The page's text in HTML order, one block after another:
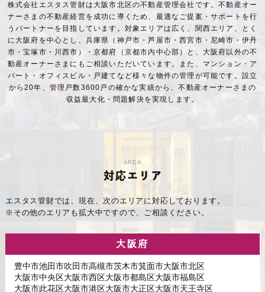
株式会社エスタス管財は大阪市北区の不動産管理会社です。不動産オー
ナーさまの不動産経営を成功に導くため、最適なご提案・サポートを行
うパートナーを目指しています。対象エリアは広く、関西エリア、とく
に大阪府を中心とし、兵庫県（神戸市・芦屋市・西宮市・尼崎市・伊丹
市・宝塚市・川西市）・京都府（京都市内中心部）と、大阪府以外の不
動産オーナーさまにもご相談いただいています。また、マンション・ア
パート・オフィスビル・戸建てなど様々な物件の管理が可能です。設立
から20年、管理戸数3600戸の確かな実績から、不動産オーナーさまの
収益最大化・問題解決を実現します。
AREA
対応エリア
エスタス管財では、現在、次のエリアに対応しております。
※その他のエリアも拡大中ですので、ご相談ください。
大阪府
豊中市池田市吹田市高槻市茨木市箕面市大阪市北区
大阪市中央区大阪市西区大阪市都島区大阪市福島区
大阪市此花区大阪市港区大阪市大正区大阪市天王寺区